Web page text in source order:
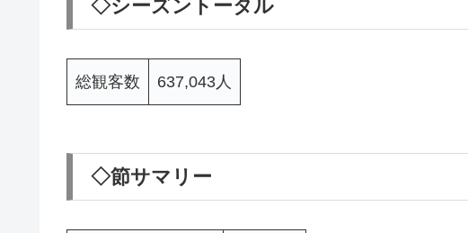
◇シーズントータル
総観客数 637,043人
◇節サマリー